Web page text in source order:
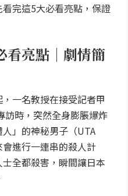
完這5大必看亮點，保證
看亮點｜劇情簡
一名教授在接受記者甲
訪時，突然全身膨脹爆炸
」的神秘男子（UTA
進行一連串的殺人計
全都殺害，瞬間讓日本